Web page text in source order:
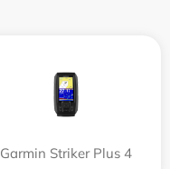
Garmin Striker Plus 4